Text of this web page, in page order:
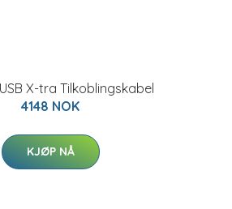
X-tra Tilkoblingskabel
4148 NOK
KJØP NÅ